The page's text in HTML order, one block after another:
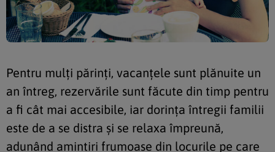
Pentru mulți părinți, vacanțele sunt plănuite un
an întreg, rezervările sunt făcute din timp pentru
a fi cât mai accesibile, iar dorința întregii familii
este de a se distra și se relaxa împreună,
adunând amintiri frumoase din locurile pe care